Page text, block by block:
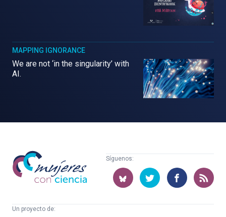
MAPPING IGNORANCE
We are not ‘in the singularity’ with
AI.
Mujeres
con
ciencia
Síguenos:
Un proyecto de: